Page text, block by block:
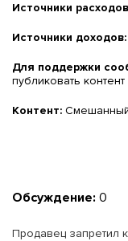
Источники
Источники доходов:
Для поддержки
публиковать контент
Контент:
Обсуждение: 0
Продавец запретил